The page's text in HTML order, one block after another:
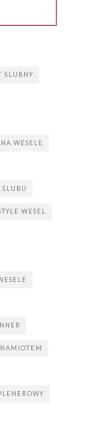
ŚLUBNY
WESELE
ŚLUBU
WESEL